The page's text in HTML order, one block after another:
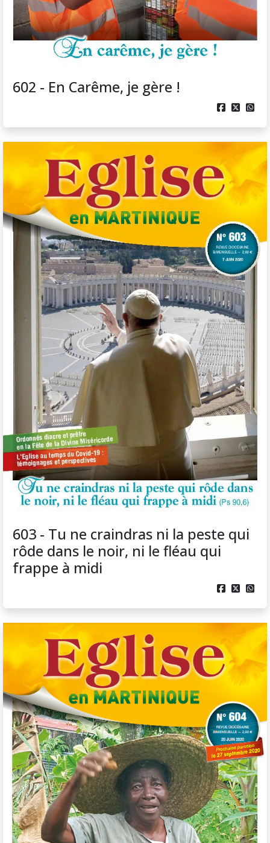
602 - En Carême, je gère !
  
603 - Tu ne craindras ni la peste qui
rôde dans le noir, ni le fléau qui
frappe à midi
  